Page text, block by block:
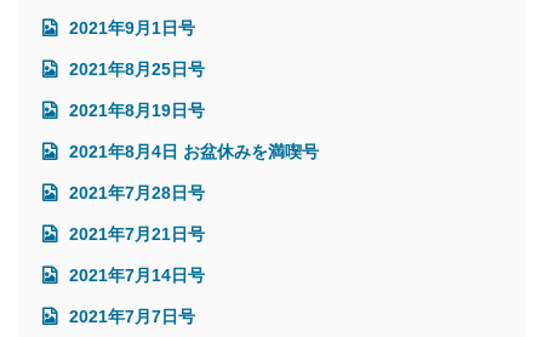
2021年9月1日号
2021年8月25日号
2021年8月19日号
2021年8月4日 お盆休みを満喫号
2021年7月28日号
2021年7月21日号
2021年7月14日号
2021年7月7日号